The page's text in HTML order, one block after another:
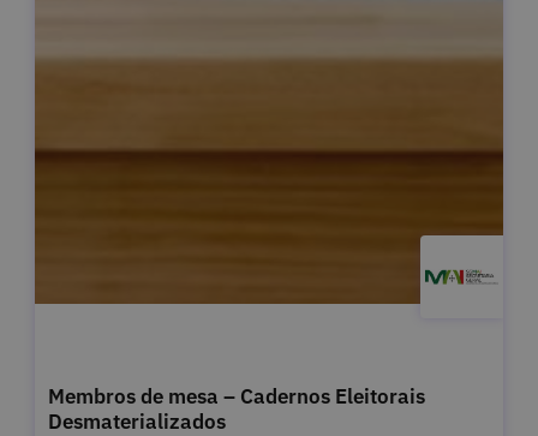
Membros de mesa – Cadernos Eleitorais
Desmaterializados